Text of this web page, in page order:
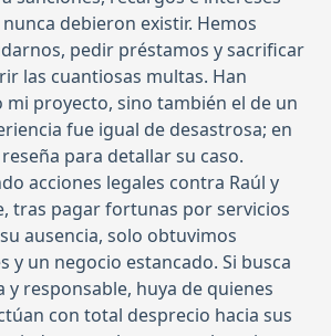
debieron existir. Hemos
pedir préstamos y sacrificar
las cuantiosas multas. Han
proyecto, sino también el de un
fue igual de desastrosa; en
para detallar su caso.
acciones legales contra Raúl y
tras pagar fortunas por servicios
ausencia, solo obtuvimos
y un negocio estancado. Si busca
y responsable, huya de quienes
con total desprecio hacia sus